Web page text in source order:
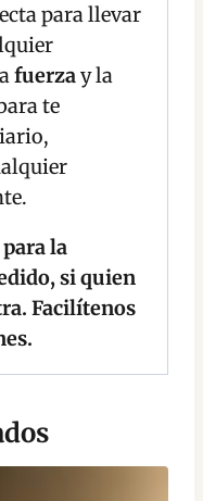
para llevar
fuerzay la
te
la
si quien
Facilítenos